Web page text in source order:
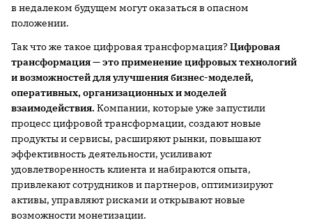
в недалеком будущем могут оказаться в опасном
положении.
Так что же такое цифровая трансформация?Цифровая
трансформация — это применение цифровых технологий
и возможностей для улучшения бизнес-моделей,
оперативных, организационных и моделей
взаимодействия. Компании, которые уже запустили
процесс цифровой трансформации, создают новые
продукты и сервисы, расширяют рынки, повышают
эффективность деятельности, усиливают
удовлетворенность клиента и набираются опыта,
привлекают сотрудников и партнеров, оптимизируют
активы, управляют рисками и открывают новые
возможности монетизации.